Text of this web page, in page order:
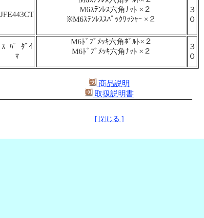
JFE443CT
M6ｽﾃﾝﾚｽ六角ﾅｯﾄ ×２
※M6ｽﾃﾝﾚｽｽﾊﾟｯｸﾜｯｼｬｰ ×２
３
０
ｽｰﾊﾟｰﾀﾞｲ
ﾏ
M6ﾄﾞﾌﾞﾒｯｷ六角ﾎﾞﾙﾄ×２
M6ﾄﾞﾌﾞﾒｯｷ六角ﾅｯﾄ ×２
３
０
商品説明
取扱説明書
[ 閉じる ]